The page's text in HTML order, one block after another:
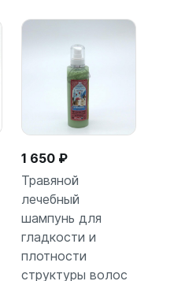
В корзину
1 650 ₽
Травяной
лечебный
шампунь для
гладкости и
плотности
структуры волос